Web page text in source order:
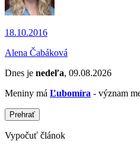
18.10.2016
Alena Čabáková
Dnes je nedeľa, 09.08.2026
Meniny má Ľubomíra - význam
Prehrať
Vypočuť článok